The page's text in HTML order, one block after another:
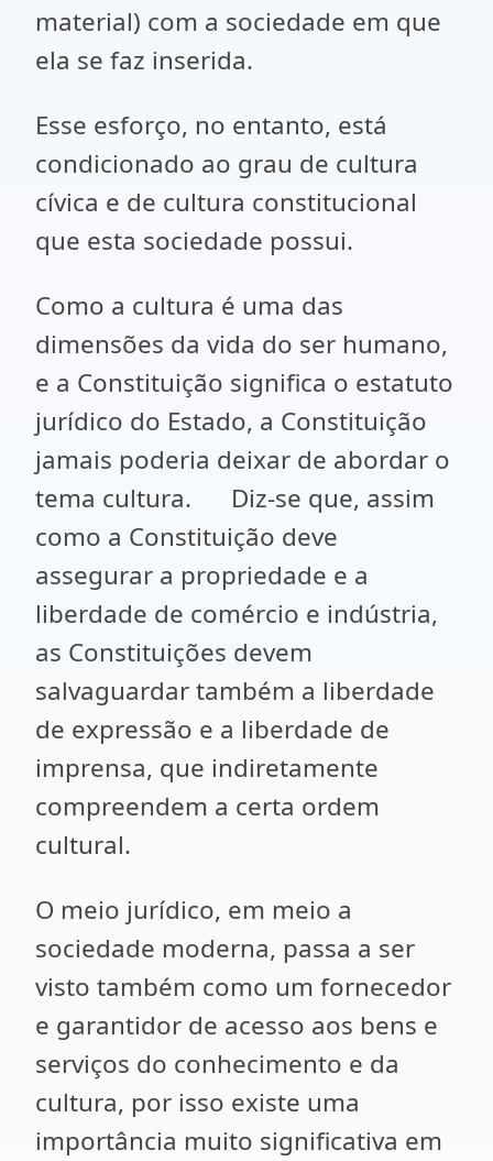
material) com a sociedade em que
ela se faz inserida.
Esse esforço, no entanto, está
condicionado ao grau de cultura
cívica e de cultura constitucional
que esta sociedade possui.
Como a cultura é uma das
dimensões da vida do ser humano,
e a Constituição significa o estatuto
jurídico do Estado, a Constituição
jamais poderia deixar de abordar o
tema cultura. Diz-se que, assim
como a Constituição deve
assegurar a propriedade e a
liberdade de comércio e indústria,
as Constituições devem
salvaguardar também a liberdade
de expressão e a liberdade de
imprensa, que indiretamente
compreendem a certa ordem
cultural.
O meio jurídico, em meio a
sociedade moderna, passa a ser
visto também como um fornecedor
e garantidor de acesso aos bens e
serviços do conhecimento e da
cultura, por isso existe uma
importância muito significativa em